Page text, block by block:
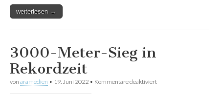
weiterlesen →
3000-Meter-Sieg in
Rekordzeit
von aramedien • 19. Juni 2022 • Kommentare deaktiviert